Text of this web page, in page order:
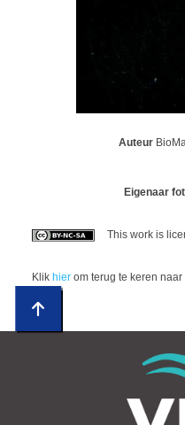
Auteur
Eigenaar
This work is
Klik hierom terug te keren